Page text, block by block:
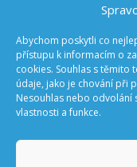
Abychom poskytli co
přístupu k informacím o
cookies. Souhlas s těmito
údaje, jako je chování při
Nesouhlas nebo odvolání
vlastnosti a funkce.